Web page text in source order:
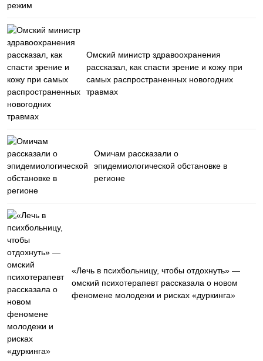
Омский министр здравоохранения
рассказал, как спасти зрение и кожу при
самых распространенных новогодних
травмах
Омичам рассказали о
эпидемиологической обстановке в
регионе
«Лечь в психбольницу, чтобы отдохнуть» —
омский психотерапевт рассказала о новом
феномене молодежи и рисках «дуркинга»